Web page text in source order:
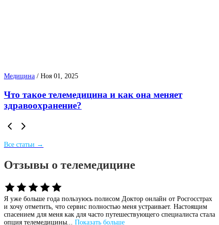
Медицина / Ноя 01, 2025
Что такое телемедицина и как она меняет
здравоохранение?
Все статьи →
Отзывы о телемедицине
Я уже больше года пользуюсь полисом Доктор онлайн от Росгосстрах
и хочу отметить, что сервис полностью меня устраивает. Настоящим
спасением для меня как для часто путешествующего специалиста стала
опция телемедицины... Показать больше